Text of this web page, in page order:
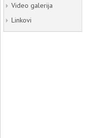
Video galerija
Linkovi